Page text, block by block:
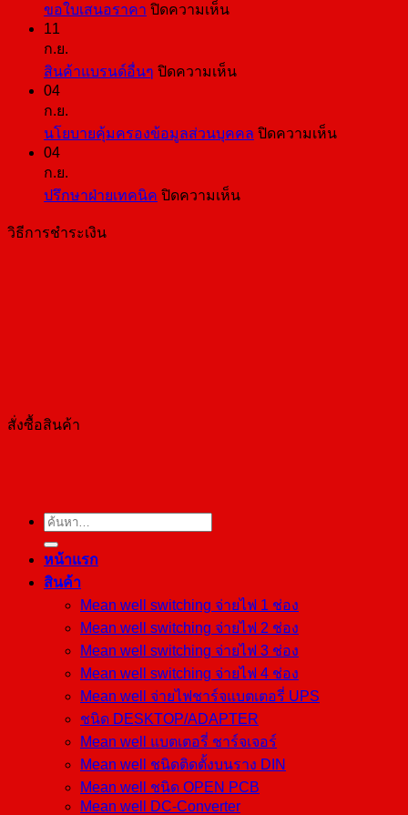
ขอใบเสนอราคา ปิดความเห็นบน
เสนอ
11
ก.ย.
สินค้าแบรนด์อื่นๆ ปิดความเห็นบน
รนด์
04
ก.ย.
นโยบายคุ้มครองข้อมูลส่วนบุคคล ปิดความเห็นบน
04
ก.ย.
ปรึกษาฝ่ายเทคนิค ปิดความเห็นบน
วิธีการชำระเงิน
สั่งซื้อสินค้า
ค้นหา:
หน้าแรก
สินค้า
Mean well switching จ่ายไฟ 1 ช่อง
Mean well switching จ่ายไฟ 2 ช่อง
Mean well switching จ่ายไฟ 3 ช่อง
Mean well switching จ่ายไฟ 4 ช่อง
Mean well จ่ายไฟชาร์จแบตเตอรี่ UPS
ชนิด DESKTOP/ADAPTER
Mean well แบตเตอรี่ ชาร์จเจอร์
Mean well ชนิดติดตั้งบนราง DIN
Mean well ชนิด OPEN PCB
Mean well DC-Converter